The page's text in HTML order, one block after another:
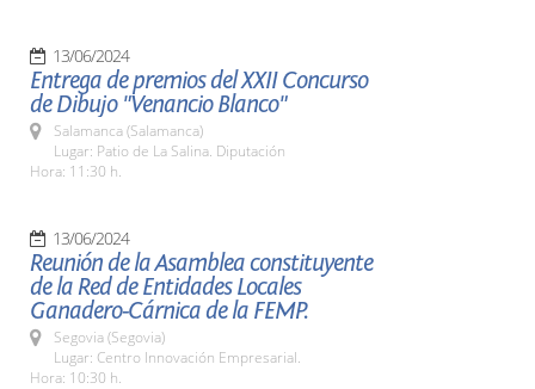
13/06/2024
Entrega de premios del XXII Concurso
de Dibujo "Venancio Blanco"
Salamanca (Salamanca)
Lugar: Patio de La Salina. Diputación
Hora: 11:30 h.
13/06/2024
Reunión de la Asamblea constituyente
de la Red de Entidades Locales
Ganadero-Cárnica de la FEMP.
Segovia (Segovia)
Lugar: Centro Innovación Empresarial.
Hora: 10:30 h.